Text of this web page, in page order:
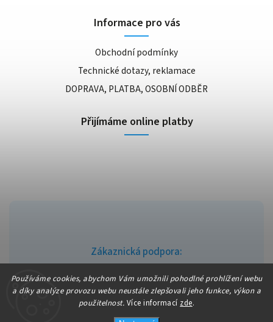
Používáme cookies, abychom Vám umožnili pohodlné prohlížení webu
a díky analýze provozu webu neustále zlepšovali jeho funkce, výkon a
použitelnost. Více informací zde.
Zákaznická podpora:
info@fajndrogerie.cz
Informace pro vás
Obchodní podmínky
Technické dotazy, reklamace
DOPRAVA, PLATBA, OSOBNÍ ODBĚR
Přijímáme online platby